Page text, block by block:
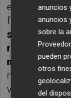
esto? En una
fácil
. Los
situación
retrasar el
monetarias.
más dinero
valoraciones
anuncios
anuncios
sobre la
pueden
otros
del